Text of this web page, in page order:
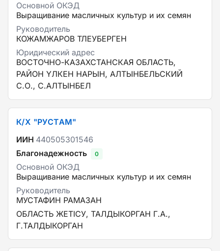
Основной ОКЭД
Выращивание масличных культур и их семян
Руководитель
КОЖАМЖАРОВ ТЛЕУБЕРГЕН
Юридический адрес
ВОСТОЧНО-КАЗАХСТАНСКАЯ ОБЛАСТЬ,
РАЙОН ҮЛКЕН НАРЫН, АЛТЫНБЕЛЬСКИЙ
С.О., С.АЛТЫНБЕЛ
К/Х "РУСТАМ"
ИИН 440505301546
Благонадежность
0
Основной ОКЭД
Выращивание масличных культур и их семян
Руководитель
МУСТАФИН РАМАЗАН
ОБЛАСТЬ ЖЕТІСУ, ТАЛДЫКОРГАН Г.А.,
Г.ТАЛДЫКОРГАН